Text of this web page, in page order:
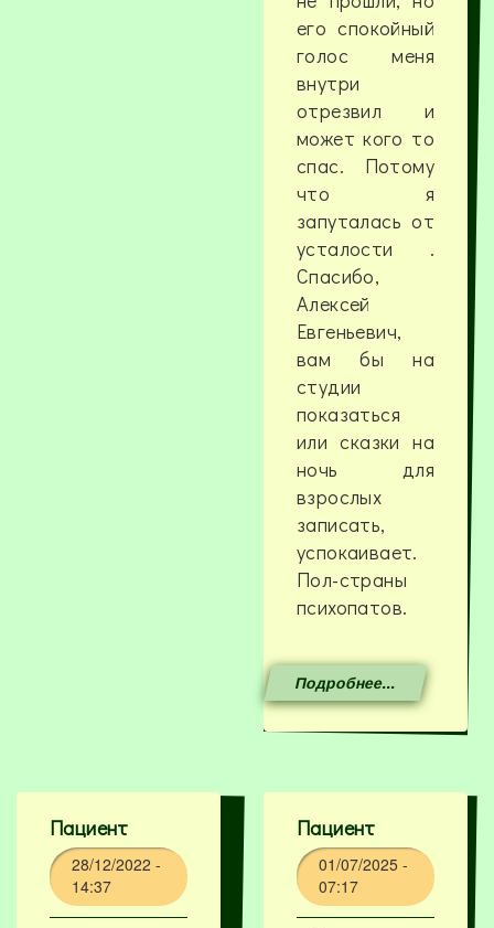
его спокойный
голос меня
внутри
отрезвил и
может кого то
спас. Потому
что я
запуталась от
усталости .
Спасибо,
Алексей
Евгеньевич,
вам бы на
студии
показаться
или сказки на
ночь для
взрослых
записать,
успокаивает.
Пол-страны
психопатов.
Подробнее...
Пациент
28/12/2022 -
14:37
Пациент
01/07/2025 -
07:17